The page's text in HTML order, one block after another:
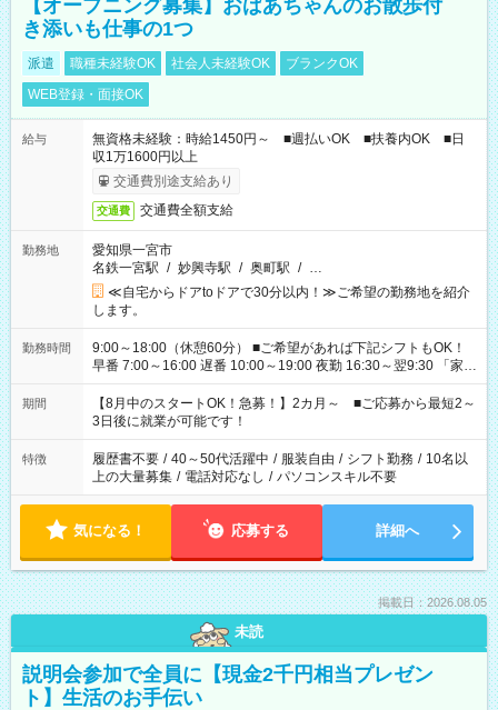
【オープニング募集】おばあちゃんのお散歩付
き添いも仕事の1つ
派遣 職種未経験OK 社会人未経験OK
ブランクOK
WEB登録・面接OK
給与
無資格未経験：時給1450円～ ■週払いOK ■扶養内OK ■日
収1万1600円以上
交通費別途支給あり
交通費 交通費全額支給
勤務地
愛知県一宮市
名鉄一宮駅 / 妙興寺駅 / 奥町駅 / …
≪自宅からドアtoドアで30分以内！≫ご希望の勤務地を紹介
します。
勤務時間
9:00～18:00（休憩60分） ■ご希望があれば下記シフトもOK！
早番 7:00～16:00 遅番 10:00～19:00 夜勤 16:30～翌9:30 「家族
と休みを合わせたい」 「余裕を持って夕飯の準備がしたい」
「できれば残業はしたくない」 など、ご希望を教えてください
ね。 ※Wワーク希望の方へ 今ご覧のお仕事で希望する勤務時間
と、もう1つのお仕事の勤務時間。 合計で週40時間を超える場
合は応募できません。
期間
【8月中のスタートOK！急募！】2カ月～ ■ご応募から最短2～
3日後に就業が可能です！
特徴 履歴書不要 / 40～50代活躍中 / 服装自由 / シフト勤務 / 10名以
上の大量募集 / 電話対応なし / パソコンスキル不要
気になる！ 応募する 詳細へ
掲載日：2026.08.05
未読
説明会参加で全員に【現金2千円相当プレゼン
ト】生活のお手伝い